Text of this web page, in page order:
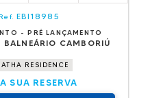
Ref. EBI18985
- PRÉ LANÇAMENTO
BALNEÁRIO CAMBORIÚ
RESIDENCE
SUA RESERVA